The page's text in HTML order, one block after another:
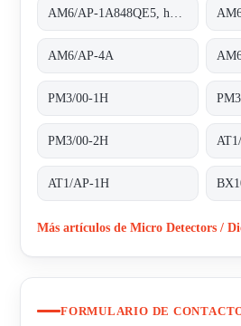
AM6/AP-1A848QE5, housing completely threaded
AM6/AP-4A
PM3/00-1H
PM3/00-2H
AT1/AP-1H
Más artículos de Micro Detectors /
FORMULARIO DE